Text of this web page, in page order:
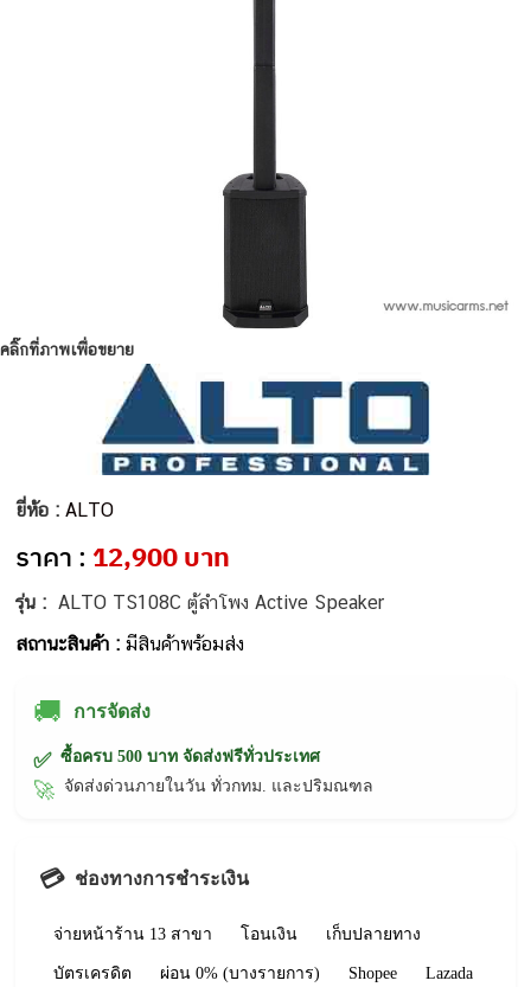
คลิ๊กที่ภาพเพื่อขยาย
ยี่ห้อ :ALTO
ราคา : 12,900 บาท
รุ่น :ALTO TS108C ตู้ลำโพง Active Speaker
สถานะสินค้า :มีสินค้าพร้อมส่ง
🚚 การจัดส่ง
✅ ซื้อครบ 500 บาท จัดส่งฟรีทั่วประเทศ
🚀 จัดส่งด่วนภายในวัน ทั่วกทม. และปริมณฑล
💳 ช่องทางการชำระเงิน
จ่ายหน้าร้าน 13 สาขา โอนเงิน เก็บปลายทาง
บัตรเครดิต ผ่อน 0% (บางรายการ) Shopee Lazada